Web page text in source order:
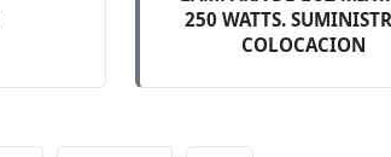
250 WATTS.
COLOCACION